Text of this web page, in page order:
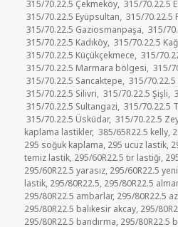
315/70.22.5 Çekmeköy, 315/70.22.5
315/70.22.5 Eyüpsultan, 315/70.22.5
315/70.22.5 Gaziosmanpaşa, 315/
315/70.22.5 Kadıköy, 315/70.22.5
315/70.22.5 Küçükçekmece, 315/
315/70.22.5 Marmara bölgesi, 315/
315/70.22.5 Sancaktepe, 315/70.22.5
315/70.22.5 Silivri, 315/70.22.5 Şişli,
315/70.22.5 Sultangazi, 315/70.22.5
315/70.22.5 Üsküdar, 315/70.22.5
kaplama lastikler, 385/65R22.5 kelly,
295 soğuk kaplama, 295 ucuz lastik,
temiz lastik, 295/60R22.5 tır lastiği,
295/60R22.5 yarasız, 295/60R22.5
lastik, 295/80R22.5, 295/80R22.5
295/80R22.5 ambarlar, 295/80R22.5
295/80R22.5 balıkesir akcay, 295/
295/80R22.5 bandırma, 295/80R22.5